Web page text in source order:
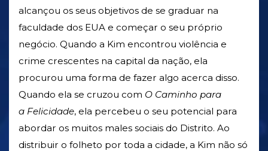
alcançou os seus objetivos de se graduar na
faculdade dos EUA e começar o seu próprio
negócio. Quando a Kim encontrou violência e
crime crescentes na capital da nação, ela
procurou uma forma de fazer algo acerca disso.
Quando ela se cruzou com O Caminho para
a Felicidade, ela percebeu o seu potencial para
abordar os muitos males sociais do Distrito. Ao
distribuir o folheto por toda a cidade, a Kim não só